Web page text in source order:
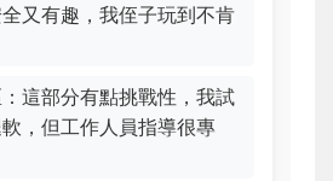
又有趣，我侄子玩到不肯
這部分有點挑戰性，我試
，但工作人員指導很專